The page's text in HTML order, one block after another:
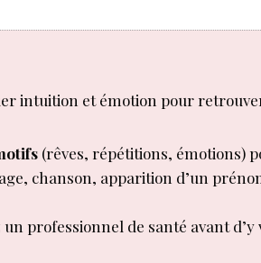
intuition et émotion pour
(rêves, répétitions, émotions)
chanson, apparition d’un
professionnel de santé avant